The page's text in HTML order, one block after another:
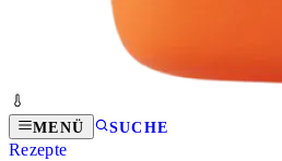
MENÜ SUCHE
Rezepte